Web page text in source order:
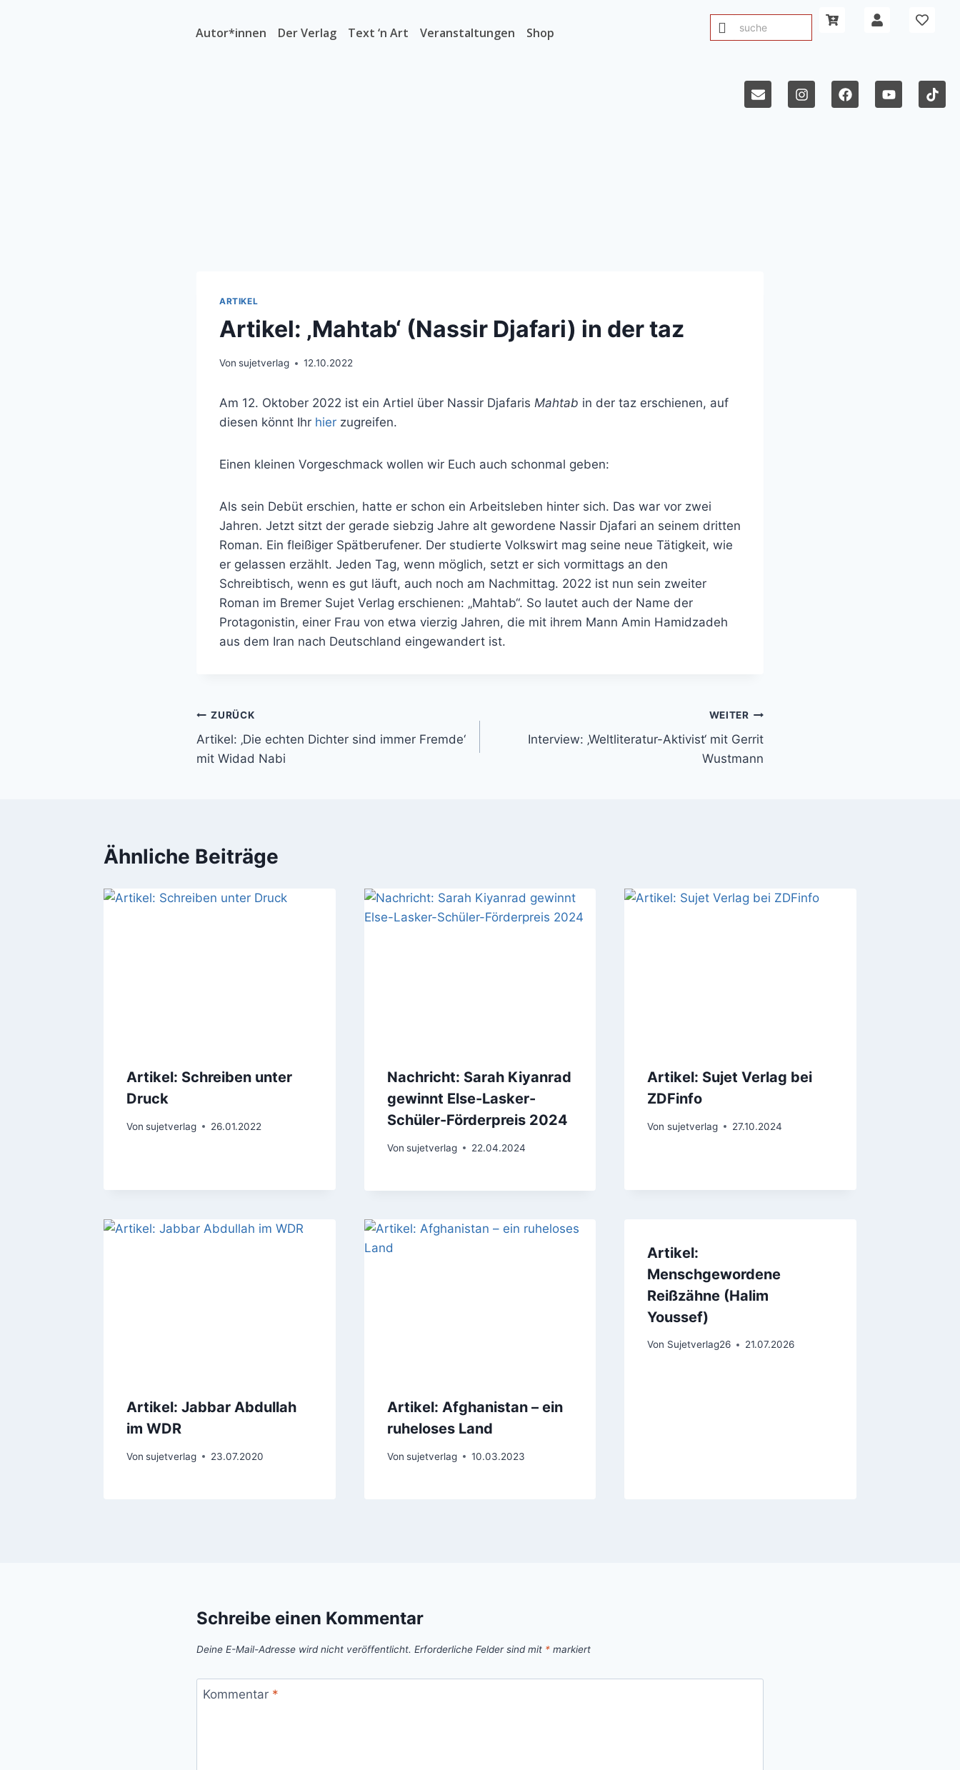
Autor*innen Der Verlag Text ‘n Art Veranstaltungen Shop
ARTIKEL
Artikel: ‚Mahtab‘ (Nassir Djafari) in der taz
Von sujetverlag 12.10.2022
Am 12. Oktober 2022 ist ein Artiel über Nassir Djafaris Mahtab in der taz erschienen, auf
diesen könnt Ihr hier zugreifen.
Einen kleinen Vorgeschmack wollen wir Euch auch schonmal geben:
Als sein Debüt erschien, hatte er schon ein Arbeitsleben hinter sich. Das war vor zwei
Jahren. Jetzt sitzt der gerade siebzig Jahre alt gewordene Nassir Djafari an seinem dritten
Roman. Ein fleißiger Spätberufener. Der studierte Volkswirt mag seine neue Tätigkeit, wie
er gelassen erzählt. Jeden Tag, wenn möglich, setzt er sich vormittags an den
Schreibtisch, wenn es gut läuft, auch noch am Nachmittag. 2022 ist nun sein zweiter
Roman im Bremer Sujet Verlag erschienen: „Mahtab“. So lautet auch der Name der
Protagonistin, einer Frau von etwa vierzig Jahren, die mit ihrem Mann Amin Hamidzadeh
aus dem Iran nach Deutschland eingewandert ist.
ZURÜCK
Artikel: ‚Die echten Dichter sind immer Fremde‘
mit Widad Nabi
WEITER
Interview: ‚Weltliteratur-Aktivist‘ mit Gerrit
Wustmann
Ähnliche Beiträge
Artikel: Schreiben unter
Druck
Von sujetverlag 26.01.2022
Nachricht: Sarah Kiyanrad
gewinnt Else-Lasker-
Schüler-Förderpreis 2024
Von sujetverlag 22.04.2024
Artikel: Sujet Verlag bei
ZDFinfo
Von sujetverlag 27.10.2024
Artikel: Jabbar Abdullah
im WDR
Von sujetverlag 23.07.2020
Artikel: Afghanistan – ein
ruheloses Land
Von sujetverlag 10.03.2023
Artikel:
Menschgewordene
Reißzähne (Halim
Youssef)
Von Sujetverlag26 21.07.2026
Schreibe einen Kommentar
Deine E-Mail-Adresse wird nicht veröffentlicht. Erforderliche Felder sind mit * markiert
Kommentar *